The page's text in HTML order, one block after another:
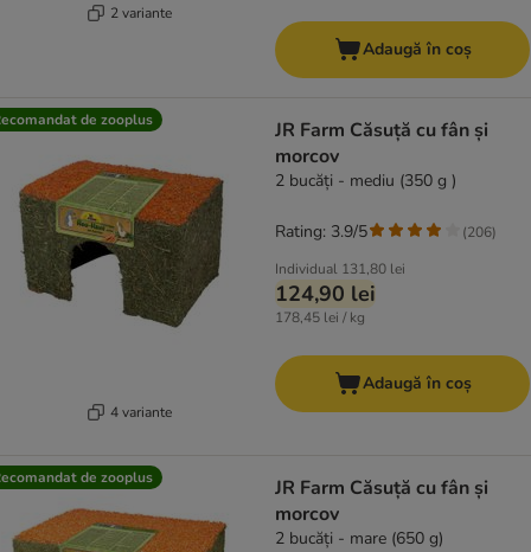
2 variante
Adaugă în coș
de zooplus
4 variante
JR Farm Căsuță cu fân și
morcov
2 bucăți - mediu (350 g )
Individual 131,80 lei
124,90 lei
178,45 lei / kg
Rating: 3.9/5 (206)
Adaugă în coș
de zooplus
JR Farm Căsuță cu fân și
morcov
2 bucăți - mare (650 g)